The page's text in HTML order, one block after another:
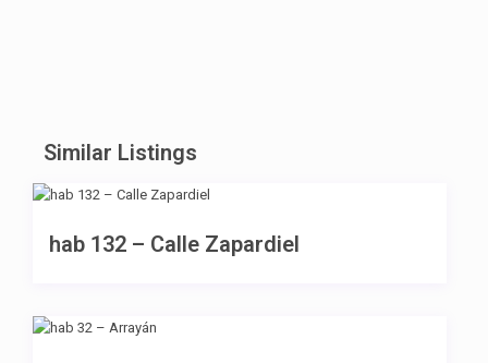
Similar Listings
355 €
hab 132 – Calle Zapardiel